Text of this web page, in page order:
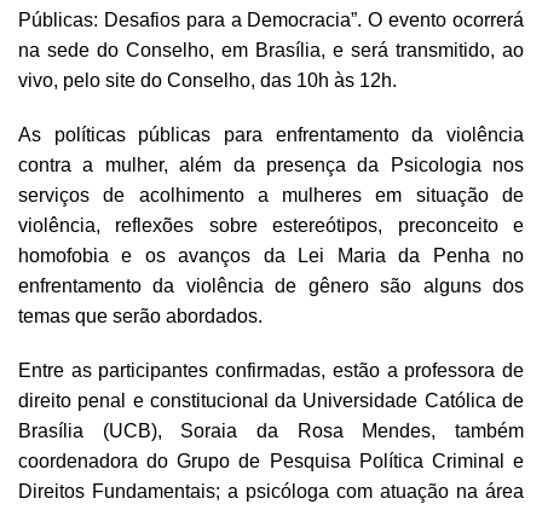
Públicas: Desafios para a Democracia”. O evento ocorrerá
na sede do Conselho, em Brasília, e será transmitido, ao
vivo, pelo site do Conselho, das 10h às 12h.
As políticas públicas para enfrentamento da violência
contra a mulher, além da presença da Psicologia nos
serviços de acolhimento a mulheres em situação de
violência, reflexões sobre estereótipos, preconceito e
homofobia e os avanços da Lei Maria da Penha no
enfrentamento da violência de gênero são alguns dos
temas que serão abordados.
Entre as participantes confirmadas, estão a professora de
direito penal e constitucional da Universidade Católica de
Brasília (UCB), Soraia da Rosa Mendes, também
coordenadora do Grupo de Pesquisa Política Criminal e
Direitos Fundamentais; a psicóloga com atuação na área